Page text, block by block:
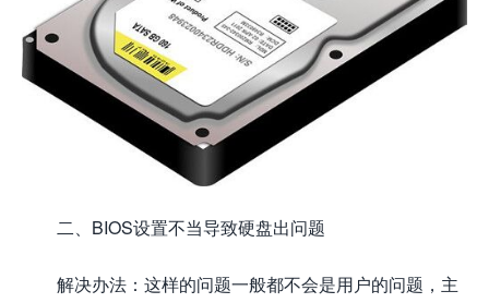
二、BIOS设置不当导致硬盘出问题
解决办法：这样的问题一般都不会是用户的问题，主